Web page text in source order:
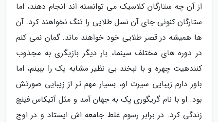
از آن چه ستارگان کلاسیک می توانسته اند انجام دهند، اما
ستارگان کنونی جای آن نسل طلایی را تنگ نخواهند کرد. آن
ها همیشه در قصر طلایی خود خواهند ماند. گمان نمی کنم
در دوره های مختلف سینما، بار دیگر بازیگری به مجذوب
کنندهیت چهره و با لبخند بی نظیر مشابه پک را ببینم، اما
باور دارم زیبایی سیرت او، بسیار مهم تر از زیبایی صورتش
بود. او با نام گریگوری پک به جهان آمد و مثل آتیکاس فینچ
زندگی کرد. در برابر رسوم غلط جامعه اش ایستاد و در اوج